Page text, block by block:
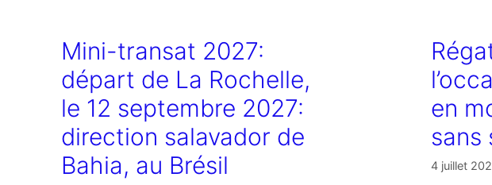
Mini-transat 2027:
départ de La Rochelle,
le 12 septembre 2027:
direction salavador de
Bahia, au Brésil
en
sans
4 juillet